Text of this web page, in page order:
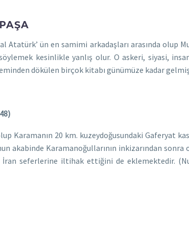
ün en samimi arkadaşları arasında olup
kesinlikle yanlış olur. O askeri, siyasi,
dökülen birçok kitabı günümüze kadar
Karamanın 20 km. kuzeydoğusundaki Gaferyat
akabinde Karamanoğullarının inkizarından sonra
İran seferlerine iltihak ettiğini de eklemektedir.